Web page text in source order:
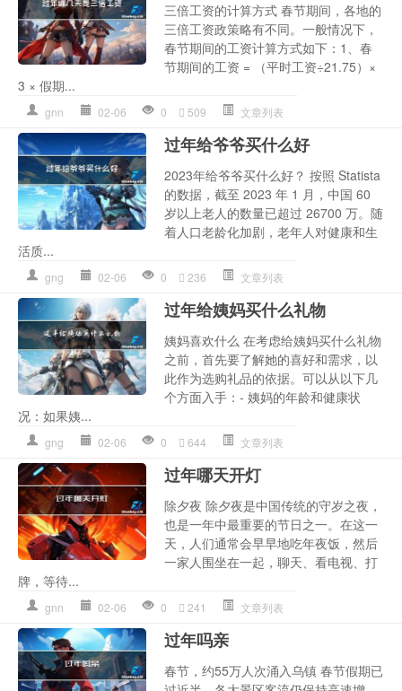
三倍工资的计算方式 春节期间，各地的
三倍工资政策略有不同。一般情况下，
春节期间的工资计算方式如下：1、春
节期间的工资 = （平时工资÷21.75）×
3 × 假期...
gnn 02-06 0 509 文章列表
过年给爷爷买什么好
2023年给爷爷买什么好？ 按照 Statista
的数据，截至 2023 年 1 月，中国 60
岁以上老人的数量已超过 26700 万。随
着人口老龄化加剧，老年人对健康和生
活质...
gng 02-06 0 236 文章列表
过年给姨妈买什么礼物
姨妈喜欢什么 在考虑给姨妈买什么礼物
之前，首先要了解她的喜好和需求，以
此作为选购礼品的依据。可以从以下几
个方面入手：- 姨妈的年龄和健康状
况：如果姨...
gng 02-06 0 644 文章列表
过年哪天开灯
除夕夜 除夕夜是中国传统的守岁之夜，
也是一年中最重要的节日之一。在这一
天，人们通常会早早地吃年夜饭，然后
一家人围坐在一起，聊天、看电视、打
牌，等待...
gnn 02-06 0 241 文章列表
过年吗亲
春节，约55万人次涌入乌镇 春节假期已